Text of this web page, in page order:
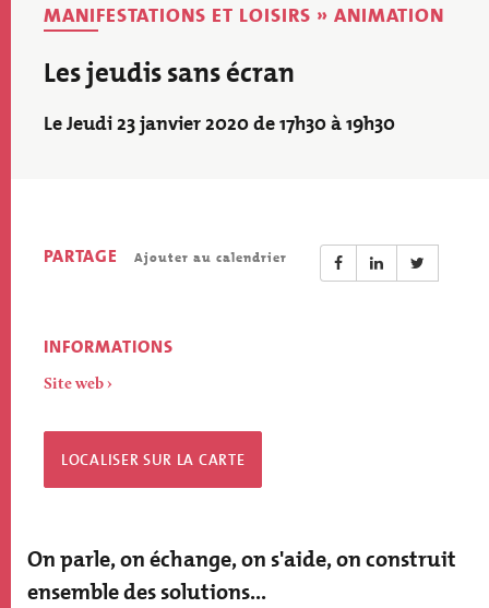
MANIFESTATIONS ET LOISIRS » ANIMATION
Les jeudis sans écran
Le Jeudi 23 janvier 2020 de 17h30 à 19h30
PARTAGE Ajouter au calendrier
INFORMATIONS
Site web
LOCALISER SUR LA CARTE
On parle, on échange, on s'aide, on construit
ensemble des solutions...